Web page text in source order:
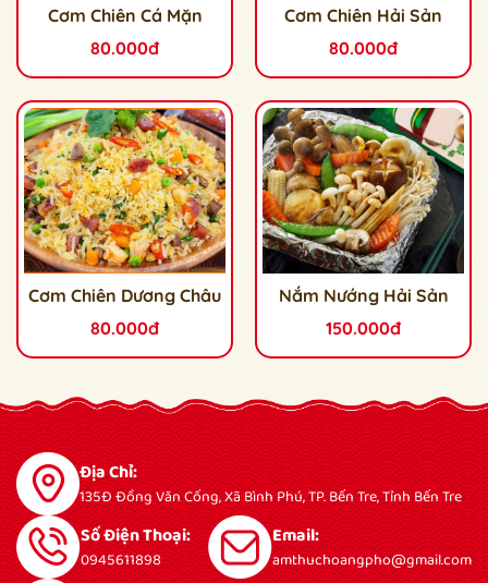
Cơm Chiên Cá Mặn
80.000đ
Cơm Chiên Hải Sản
80.000đ
Cơm Chiên Dương Châu
80.000đ
Nắm Nướng Hải Sản
150.000đ
Địa Chỉ:
135Đ Đồng Văn Cống, Xã Bình Phú, TP. Bến Tre, Tỉnh Bến Tre
Số Điện Thoại:
0945611898
Email:
amthuchoangpho@gmail.com